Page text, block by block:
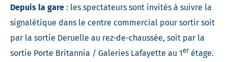
Depuis la gare : les spectateurs sont invités à suivre la
signalétique dans le centre commercial pour sortir soit
par la sortie Deruelle au rez-de-chaussée, soit par la
sortie Porte Britannia / Galeries Lafayette au 1er étage.